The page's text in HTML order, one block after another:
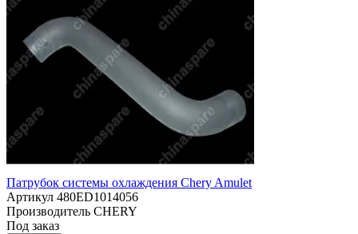
Патрубок системы охлаждения Chery Amulet
Артикул 480ED1014056
Производитель CHERY
Под заказ